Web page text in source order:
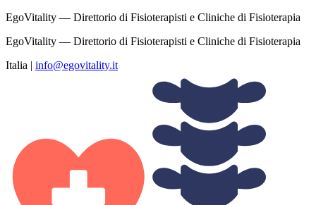
EgoVitality — Direttorio di Fisioterapisti e Cliniche di Fisioterapia
EgoVitality — Direttorio di Fisioterapisti e Cliniche di Fisioterapia
Italia | info@egovitality.it